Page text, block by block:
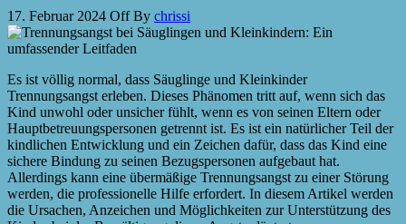
17. Februar 2024 OffBy chrissi
Es ist völlig normal, dass Säuglinge und Kleinkinder
Trennungsangst erleben. Dieses Phänomen tritt auf, wenn sich das
Kind unwohl oder unsicher fühlt, wenn es von seinen Eltern oder
Hauptbetreuungspersonen getrennt ist. Es ist ein natürlicher Teil der
kindlichen Entwicklung und ein Zeichen dafür, dass das Kind eine
sichere Bindung zu seinen Bezugspersonen aufgebaut hat.
Allerdings kann eine übermäßige Trennungsangst zu einer Störung
werden, die professionelle Hilfe erfordert. In diesem Artikel werden
die Ursachen, Anzeichen und Möglichkeiten zur Unterstützung des